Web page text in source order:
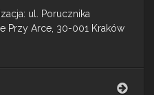
ul. Porucznika
Przy Arce, 30-001 Kraków